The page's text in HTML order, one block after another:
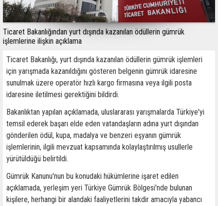
Ticaret Bakanlığından yurt dışında kazanılan ödüllerin gümrük
işlemlerine ilişkin açıklama
Ticaret Bakanlığı, yurt dışında kazanılan ödüllerin gümrük işlemleri
için yarışmada kazanıldığını gösteren belgenin gümrük idaresine
sunulmak üzere operatör hızlı kargo firmasına veya ilgili posta
idaresine iletilmesi gerektiğini bildirdi.
Bakanlıktan yapılan açıklamada, uluslararası yarışmalarda Türkiye'yi
temsil ederek başarı elde eden vatandaşların adına yurt dışından
gönderilen ödül, kupa, madalya ve benzeri eşyanın gümrük
işlemlerinin, ilgili mevzuat kapsamında kolaylaştırılmış usullerle
yürütüldüğü belirtildi.
Gümrük Kanunu'nun bu konudaki hükümlerine işaret edilen
açıklamada, yerleşim yeri Türkiye Gümrük Bölgesi'nde bulunan
kişilere, herhangi bir alandaki faaliyetlerini takdir amacıyla yabancı